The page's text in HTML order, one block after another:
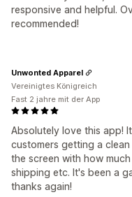
responsive and helpful.
recommended!
Absolutely love this app!
customers getting a
the screen with how
shipping etc. It's been a
thanks again!
Unwonted Apparel
Vereinigtes Königreich
Fast 2 jahre mit der App